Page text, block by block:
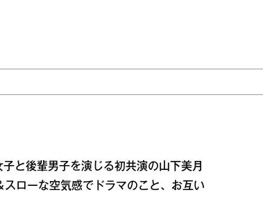
と後輩男子を演じる初共演の山下美月
ローな空気感でドラマのこと、お互い